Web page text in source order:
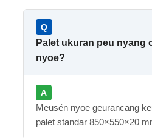
Palet ukuran peu nyang
nyoe?
Meusén nyoe geurancang
palet standar 850×550×20